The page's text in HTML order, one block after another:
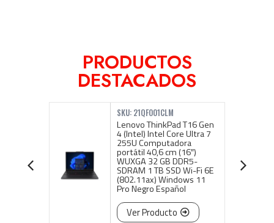
PRODUCTOS
DESTACADOS
SKU: 21QF001CLM
Lenovo ThinkPad T16 Gen
4 (Intel) Intel Core Ultra 7
255U Computadora
portátil 40,6 cm (16″)
WUXGA 32 GB DDR5-
SDRAM 1 TB SSD Wi-Fi 6E
(802.11ax) Windows 11
Pro Negro Español
Ver Producto